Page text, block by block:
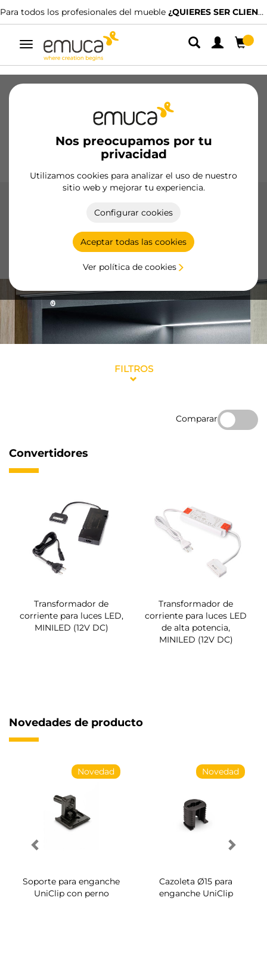
Para todos los profesionales del mueble ¿QUIERES SER CLIENTE?
Alternar
navegación
Nos preocupamos por tu
privacidad
Utilizamos cookies para analizar el uso de nuestro
sitio web y mejorar tu experiencia.
Configurar cookies
Aceptar todas las cookies
Ver política de cookies
Bisagras
Cocina Montaje
Bases Expositores
Convertidores
alimentación estable y eficiente de tus sistemas de
iluminación, adaptándose a diversas necesidades con una
amplia gama de potencias.
FILTROS
Comparar
Convertidores
Transformador de
corriente para luces LED,
MINILED (12V DC)
Transformador de
corriente para luces LED
de alta potencia,
MINILED (12V DC)
Novedades de producto
Novedad
Soporte para enganche
UniClip con perno
Novedad
Cazoleta Ø15 para
enganche UniClip